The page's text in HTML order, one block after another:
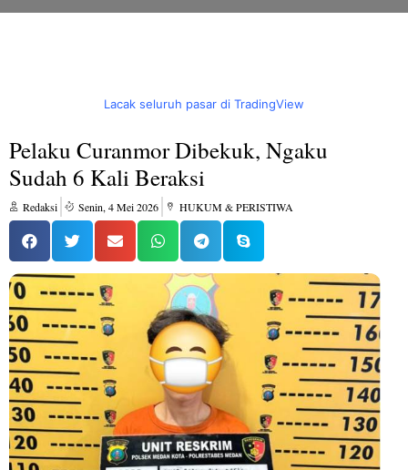
Lacak seluruh pasar di TradingView
Pelaku Curanmor Dibekuk, Ngaku
Sudah 6 Kali Beraksi
Redaksi Senin, 4 Mei 2026 HUKUM & PERISTIWA